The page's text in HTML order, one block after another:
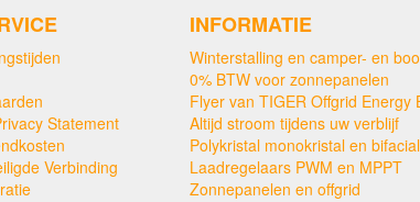
Statement
Verbinding
INFORMATIE
Winterstalling en camper- en
0% BTW voor zonnepanelen
Flyer van TIGER Offgrid Energy
Altijd stroom tijdens uw verblijf
Polykristal monokristal en bifacial
Laadregelaars PWM en MPPT
Zonnepanelen en offgrid